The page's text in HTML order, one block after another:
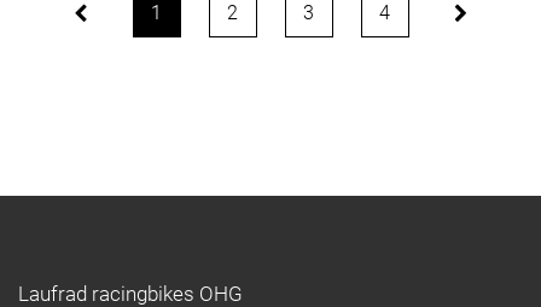
1 2 3 4
Laufrad racingbikes OHG